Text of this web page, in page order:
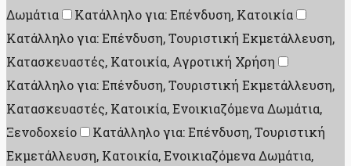
Δωμάτια
Κατάλληλο για: Επένδυση, Κατοικία
Κατάλληλο για: Επένδυση, Τουριστική Εκμετάλλευση,
Κατασκευαστές, Κατοικία, Αγροτική Χρήση
Κατάλληλο για: Επένδυση, Τουριστική Εκμετάλλευση,
Κατασκευαστές, Κατοικία, Ενοικιαζόμενα Δωμάτια,
Ξενοδοχείο
Κατάλληλο για: Επένδυση, Τουριστική
Εκμετάλλευση, Κατοικία, Ενοικιαζόμενα Δωμάτια,